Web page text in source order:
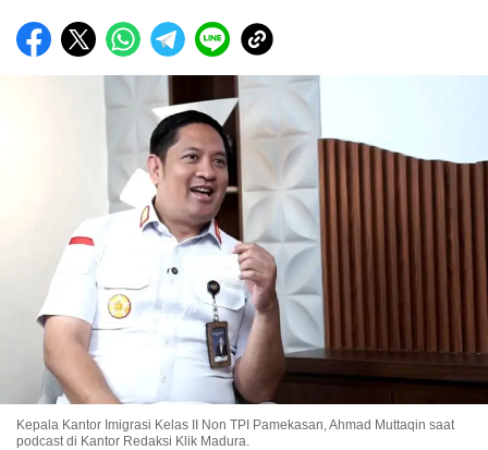
Kepala Kantor Imigrasi Kelas II Non TPI Pamekasan, Ahmad Muttaqin saat
podcast di Kantor Redaksi Klik Madura.